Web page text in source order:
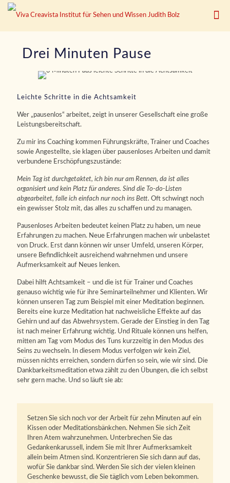
Drei Minuten Pause
Leichte Schritte in die Achtsamkeit
Wer „pausenlos“ arbeitet, zeigt in unserer Gesellschaft eine große
Leistungsbereitschaft.
Zu mir ins Coaching kommen Führungskräfte, Trainer und Coaches
sowie Angestellte, sie klagen über pausenloses Arbeiten und damit
verbundene Erschöpfungszustände:
Mein Tag ist durchgetaktet, ich bin nur am Rennen, da ist alles
organisiert und kein Platz für anderes. Sind die To-do-Listen
abgearbeitet, falle ich einfach nur noch ins Bett. Oft schwingt noch
ein gewisser Stolz mit, das alles zu schaffen und zu managen.
Pausenloses Arbeiten bedeutet keinen Platz zu haben, um neue
Erfahrungen zu machen. Neue Erfahrungen machen wir unbelastet
von Druck. Erst dann können wir unser Umfeld, unseren Körper,
unsere Befindlichkeit ausreichend wahrnehmen und unsere
Aufmerksamkeit auf Neues lenken.
Dabei hilft Achtsamkeit – und die ist für Trainer und Coaches
genauso wichtig wie für ihre Seminarteilnehmer und Klienten. Wir
können unseren Tag zum Beispiel mit einer Meditation beginnen.
Bereits eine kurze Meditation hat nachweisliche Effekte auf das
Gehirn und auf das Abwehrsystem. Gerade der Einstieg in den Tag
ist nach meiner Erfahrung wichtig. Und Rituale können uns helfen,
mitten am Tag vom Modus des Tuns kurzzeitig in den Modus des
Seins zu wechseln. In diesem Modus verfolgen wir kein Ziel,
müssen nichts erreichen, sondern dürfen so sein, wie wir sind. Die
Dankbarkeitsmeditation etwa zählt zu den Übungen, die ich selbst
sehr gern mache. Und so läuft sie ab:
Setzen Sie sich noch vor der Arbeit für zehn Minuten auf ein
Kissen oder Meditationsbänkchen. Nehmen Sie sich Zeit
Ihren Atem wahrzunehmen. Unterbrechen Sie das
Gedankenkarussell, indem Sie mit Ihrer Aufmerksamkeit
allein beim Atmen sind. Konzentrieren Sie sich dann auf das,
wofür Sie dankbar sind. Werden Sie sich der vielen kleinen
Geschenke bewusst, die Sie täglich vom Leben bekommen.